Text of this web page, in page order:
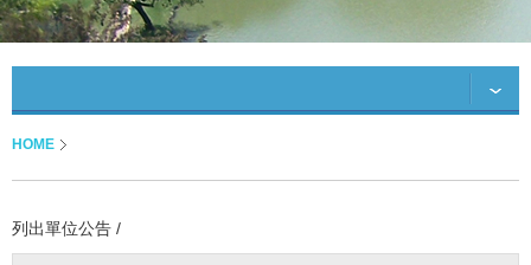
HOME
列出單位公告 /